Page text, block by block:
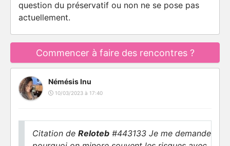
question du préservatif ou non ne se pose pas
actuellement.
Commencer à faire des rencontres ?
Némésis Inu
10/03/2023 à 17:40
Citation de Reloteb #443133 Je me demande